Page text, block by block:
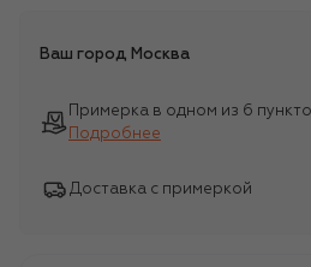
Ваш город Москва
Примерка в одном из 6
Подробнее
Доставка с примеркой